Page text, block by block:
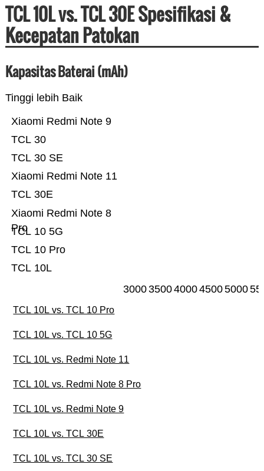
TCL 10L vs. TCL 30E Spesifikasi &
Kecepatan Patokan
Kapasitas Baterai (mAh)
Tinggi lebih Baik
TCL 10L
TCL 10 Pro
TCL 10 5G
Xiaomi Redmi Note 8
Pro
TCL 30E
Xiaomi Redmi Note 11
TCL 30 SE
TCL 30
Xiaomi Redmi Note 9
30003500400045005000
TCL 10L vs. TCL 10 Pro
TCL 10L vs. TCL 10 5G
TCL 10L vs. Redmi Note 11
TCL 10L vs. Redmi Note 8 Pro
TCL 10L vs. Redmi Note 9
TCL 10L vs. TCL 30E
TCL 10L vs. TCL 30 SE